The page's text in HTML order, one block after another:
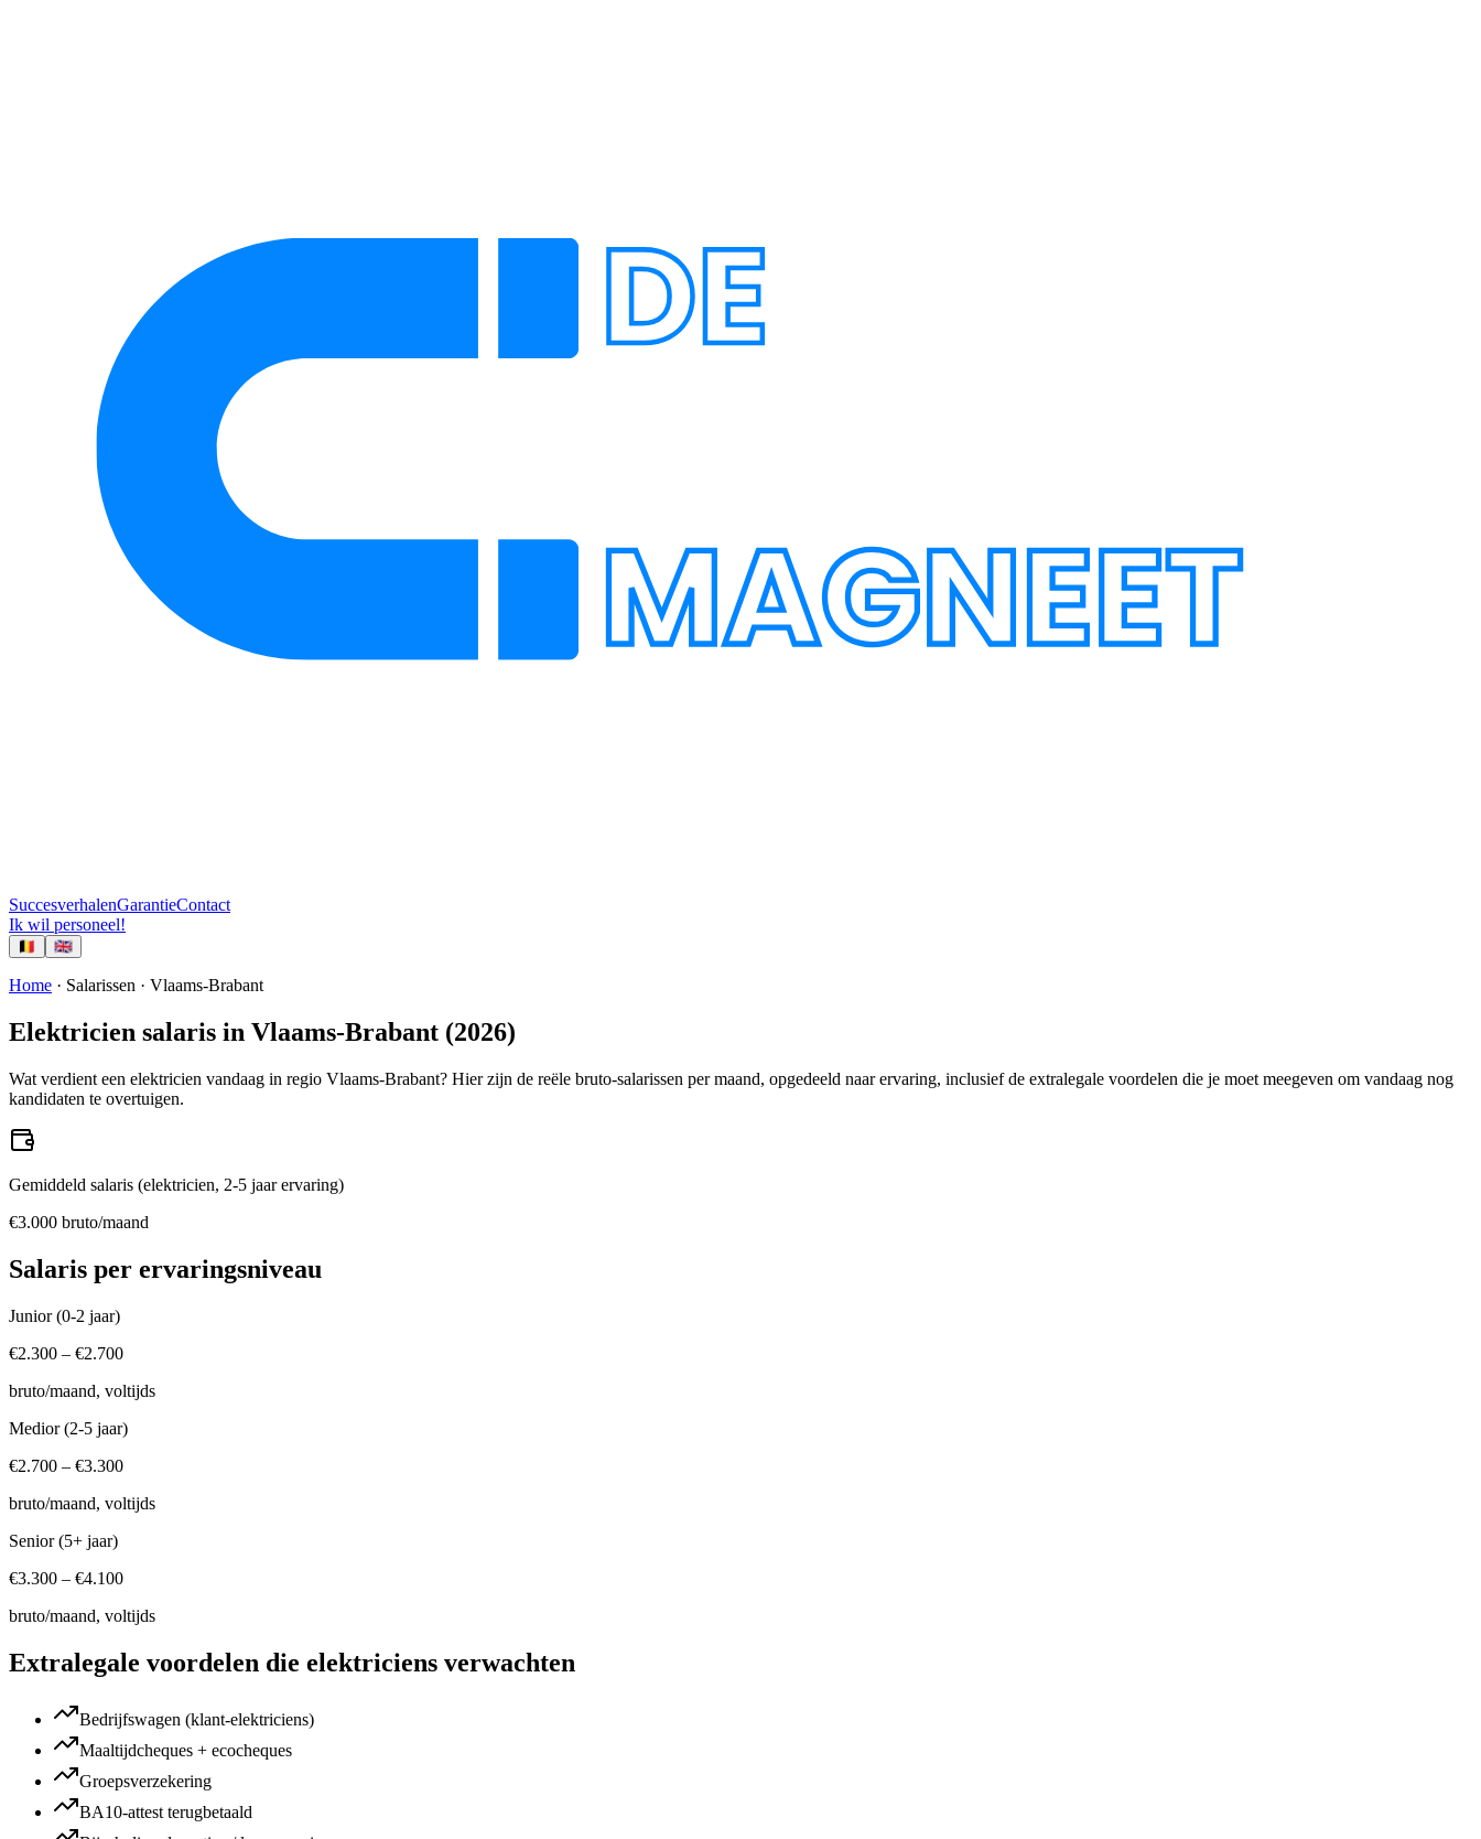
SuccesverhalenGarantieContact
Ik wil personeel!
🇧🇪 🇬🇧
Home · Salarissen · Vlaams-Brabant
Elektricien salaris in Vlaams-Brabant (2026)
Wat verdient een elektricien vandaag in regio Vlaams-Brabant? Hier zijn de reële bruto-salarissen per maand, opgedeeld naar ervaring, inclusief de extralegale voordelen die je moet meegeven om vandaag nog
kandidaten te overtuigen.
Gemiddeld salaris (elektricien, 2-5 jaar ervaring)
€3.000 bruto/maand
Salaris per ervaringsniveau
Junior (0-2 jaar)
€2.300 – €2.700
bruto/maand, voltijds
Medior (2-5 jaar)
€2.700 – €3.300
bruto/maand, voltijds
Senior (5+ jaar)
€3.300 – €4.100
bruto/maand, voltijds
Extralegale voordelen die elektriciens verwachten
Bedrijfswagen (klant-elektriciens)
Maaltijdcheques + ecocheques
Groepsverzekering
BA10-attest terugbetaald